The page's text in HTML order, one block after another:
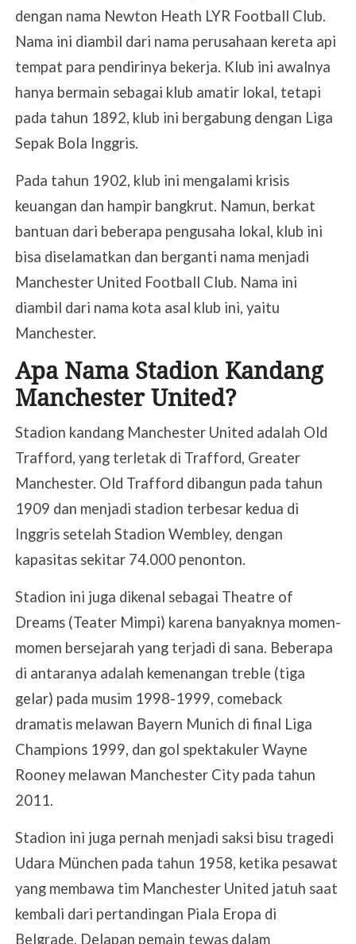
dengan nama Newton Heath LYR Football Club.
Nama ini diambil dari nama perusahaan kereta api
tempat para pendirinya bekerja. Klub ini awalnya
hanya bermain sebagai klub amatir lokal, tetapi
pada tahun 1892, klub ini bergabung dengan Liga
Sepak Bola Inggris.
Pada tahun 1902, klub ini mengalami krisis
keuangan dan hampir bangkrut. Namun, berkat
bantuan dari beberapa pengusaha lokal, klub ini
bisa diselamatkan dan berganti nama menjadi
Manchester United Football Club. Nama ini
diambil dari nama kota asal klub ini, yaitu
Manchester.
Apa Nama Stadion Kandang
Manchester United?
Stadion kandang Manchester United adalah Old
Trafford, yang terletak di Trafford, Greater
Manchester. Old Trafford dibangun pada tahun
1909 dan menjadi stadion terbesar kedua di
Inggris setelah Stadion Wembley, dengan
kapasitas sekitar 74.000 penonton.
Stadion ini juga dikenal sebagai Theatre of
Dreams (Teater Mimpi) karena banyaknya momen-
momen bersejarah yang terjadi di sana. Beberapa
di antaranya adalah kemenangan treble (tiga
gelar) pada musim 1998-1999, comeback
dramatis melawan Bayern Munich di final Liga
Champions 1999, dan gol spektakuler Wayne
Rooney melawan Manchester City pada tahun
2011.
Stadion ini juga pernah menjadi saksi bisu tragedi
Udara München pada tahun 1958, ketika pesawat
yang membawa tim Manchester United jatuh saat
kembali dari pertandingan Piala Eropa di
Belgrade. Delapan pemain tewas dalam